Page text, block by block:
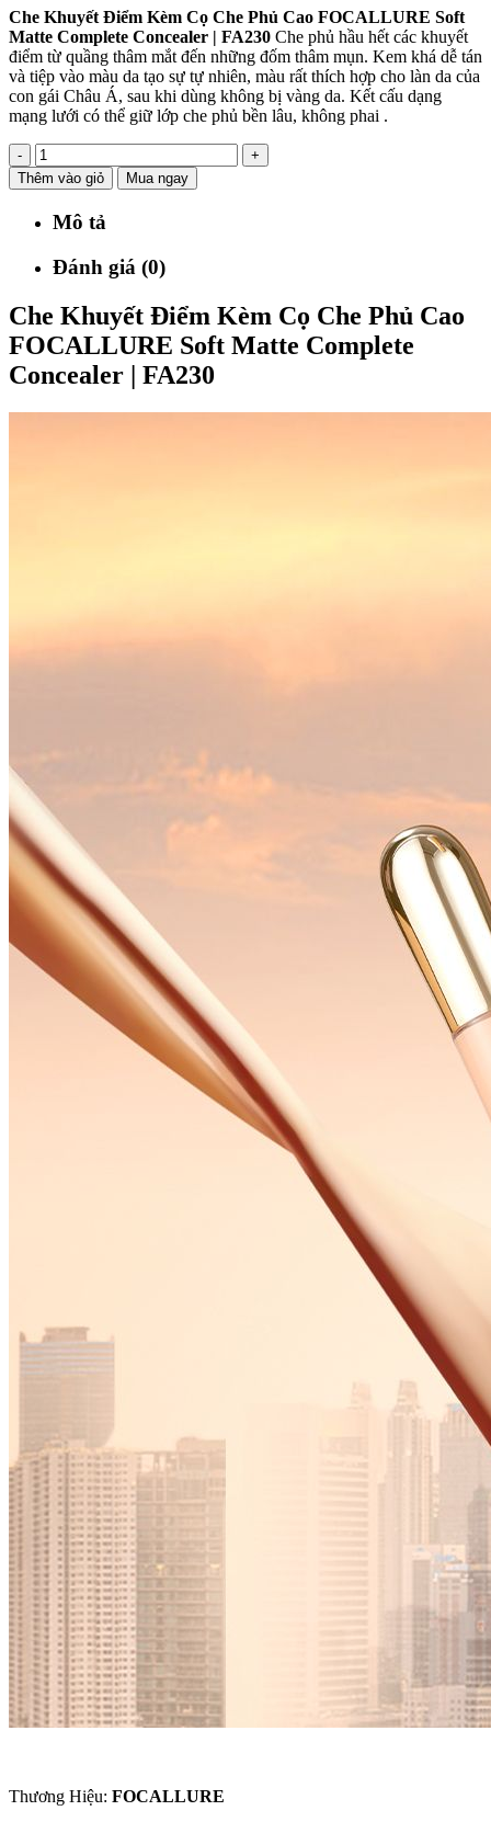
Che Khuyết Điểm Kèm Cọ Che Phủ Cao FOCALLURE Soft
Matte Complete Concealer | FA230 Che phủ hầu hết các khuyết
điểm từ quầng thâm mắt đến những đốm thâm mụn. Kem khá dễ tán
và tiệp vào màu da tạo sự tự nhiên, màu rất thích hợp cho làn da của
con gái Châu Á, sau khi dùng không bị vàng da. Kết cấu dạng
mạng lưới có thể giữ lớp che phủ bền lâu, không phai .
-
+
Thêm vào giỏ
Mua ngay
Mô tả
Đánh giá (0)
Che Khuyết Điểm Kèm Cọ Che Phủ Cao
FOCALLURE Soft Matte Complete
Concealer | FA230
Thương Hiệu: FOCALLURE